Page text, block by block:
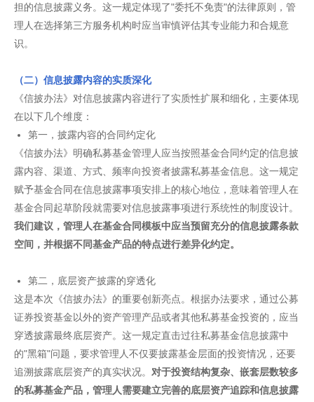
担的信息披露义务。这一规定体现了"委托不免责"的法律原则，管
理人在选择第三方服务机构时应当审慎评估其专业能力和合规意
识。
（二）信息披露内容的实质深化
《信披办法》对信息披露内容进行了实质性扩展和细化，主要体现
在以下几个维度：
第一，披露内容的合同约定化
《信披办法》明确私募基金管理人应当按照基金合同约定的信息披
露内容、渠道、方式、频率向投资者披露私募基金信息。这一规定
赋予基金合同在信息披露事项安排上的核心地位，意味着管理人在
基金合同起草阶段就需要对信息披露事项进行系统性的制度设计。
我们建议，管理人在基金合同模板中应当预留充分的信息披露条款
空间，并根据不同基金产品的特点进行差异化约定。
第二，底层资产披露的穿透化
这是本次《信披办法》的重要创新亮点。根据办法要求，通过公募
证券投资基金以外的资产管理产品或者其他私募基金投资的，应当
穿透披露最终底层资产。这一规定直击过往私募基金信息披露中
的"黑箱"问题，要求管理人不仅要披露基金层面的投资情况，还要
追溯披露底层资产的真实状况。 对于投资结构复杂、嵌套层数较多
的私募基金产品，管理人需要建立完善的底层资产追踪和信息披露